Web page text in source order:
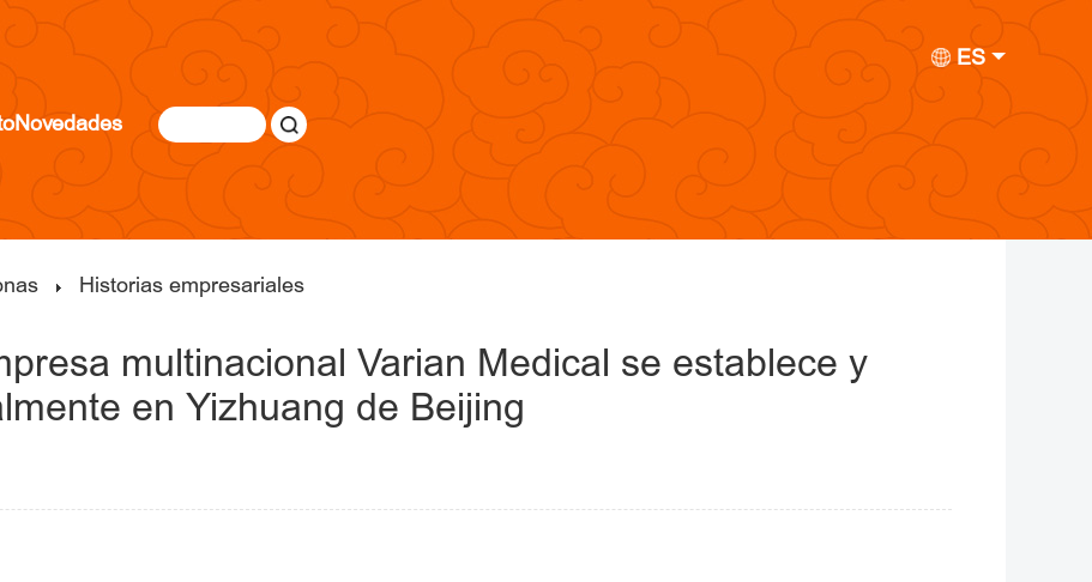
ES
Novedades
Historias empresariales
multinacional Varian Medical se establece y
en Yizhuang de Beijing